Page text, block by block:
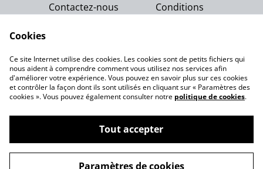
Contactez-nous
Conditions
Politique de
Politique de cookies
Notre engagement
©2026Gemme Celeste
Cookies
Ce site Internet utilise des cookies. Les cookies sont de petits fichiers qui
nous aident à comprendre comment vous utilisez nos services afin
d'améliorer votre expérience. Vous pouvez en savoir plus sur ces cookies
et contrôler la façon dont ils sont utilisés en cliquant sur « Paramètres des
cookies ». Vous pouvez également consulter notre politique de cookies.
Tout accepter
Paramètres de cookies